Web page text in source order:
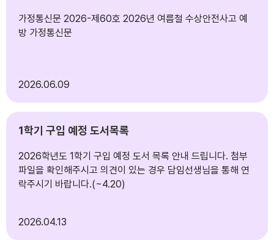
가정통신문 2026-제60호 2026년 여름철 수상안전사고 예
방 가정통신문
2026 06.09
1학기 구입 예정 도서목록
2026학년도 1학기 구입 예정 도서 목록 안내 드립니다. 첨부
파일을 확인해주시고 의견이 있는 경우 담임선생님을 통해 연
락주시기 바랍니다.(~4.20)
2026 04.13